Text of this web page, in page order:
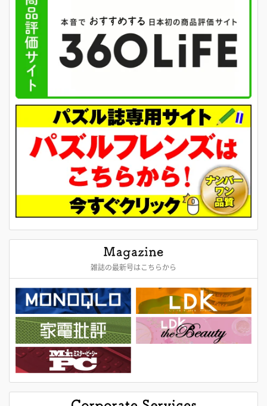
雑誌の最新号はこちらから